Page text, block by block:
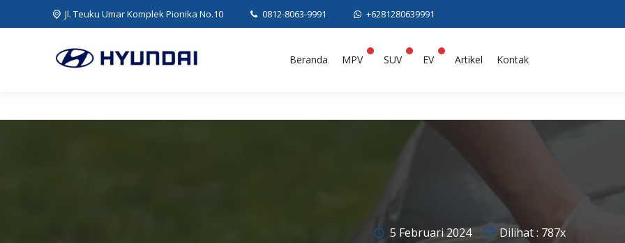
Jl. Teuku Umar Komplek Pionika No.10 0812-8063-9991 +6281280639991
Beranda MPV SUV EV Artikel Kontak
5 Februari 2024 Dilihat : 787x